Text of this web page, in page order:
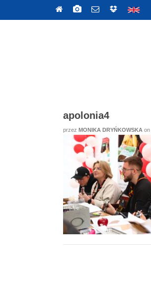
apolonia4
przez MONIKA DRYŃKOWSKA on